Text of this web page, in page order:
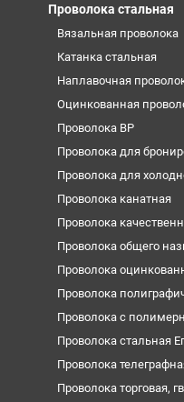
Проволока стальная
Вязальная проволока
Катанка стальная
Наплавочная
Оцинкованная
Проволока ВР
Проволока для
Проволока для
Проволока канатная
Проволока
Проволока общего
Проволока
Проволока
Проволока с
Проволока стальная
Проволока
Проволока торговая,